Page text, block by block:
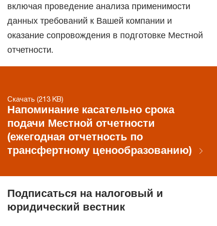
включая проведение анализа применимости
данных требований к Вашей компании и
оказание сопровождения в подготовке Местной
отчетности.
Скачать (213 KB)
Напоминание касательно срока
подачи Местной отчетности
(ежегодная отчетность по
трансфертному ценообразованию)
Подписаться на налоговый и
юридический вестник